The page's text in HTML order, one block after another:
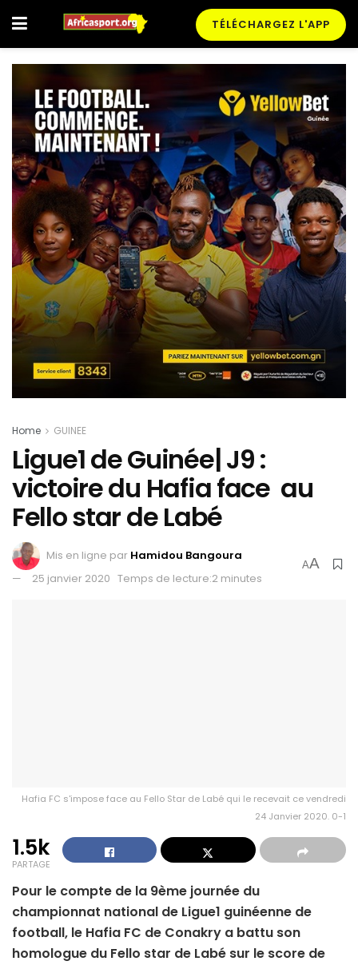
TÉLÉCHARGEZ L'APP
Home GUINEE
Ligue1 de Guinée| J9 :
victoire du Hafia face au
Fello star de Labé
Mis en ligne par Hamidou Bangoura
25 janvier 2020 Temps de lecture:2 minutes
AA
Hafia FC s'impose face au Fello Star de Labé qui le recevait ce vendredi
24 Janvier 2020. 0-1
1.5k
PARTAGE
Pour le compte de la 9ème journée du
championnat national de Ligue1 guinéenne de
football, le Hafia FC de Conakry a battu son
homologue du Fello star de Labé sur le score de